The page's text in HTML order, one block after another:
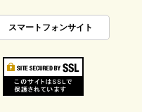
スマートフォンサイト